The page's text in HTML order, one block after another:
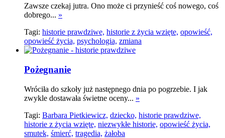
Zawsze czekaj jutra. Ono może ci przynieść coś nowego, coś
dobrego... »
Tagi: historie prawdziwe, historie z życia wzięte, opowieść,
opowieść życia, psychologia, zmiana
Pożegnanie
Wróciła do szkoły już następnego dnia po pogrzebie. I jak
zwykle dostawała świetne oceny... »
Tagi: Barbara Pietkiewicz, dziecko, historie prawdziwe,
historie z życia wzięte, niezwykłe historie, opowieść życia,
smutek, śmierć, tragedia, żałoba